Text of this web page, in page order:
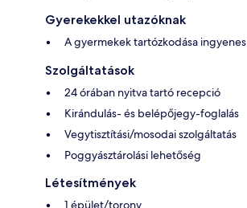
Gyerekekkel utazóknak
A gyermekek tartózkodása ingyenes
Szolgáltatások
24 órában nyitva tartó recepció
Kirándulás- és belépőjegy-foglalás
Vegytisztítási/mosodai szolgáltatás
Poggyásztárolási lehetőség
Létesítmények
1 épület/torony